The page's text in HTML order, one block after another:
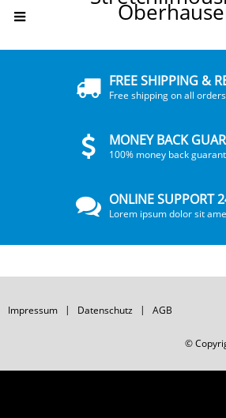
FREE SHIPPING &
Free shipping on all
MONEY BACK
100% money back
ONLINE SUPPORT
Lorem ipsum dolor sit
Impressum Datenschutz AGB
©